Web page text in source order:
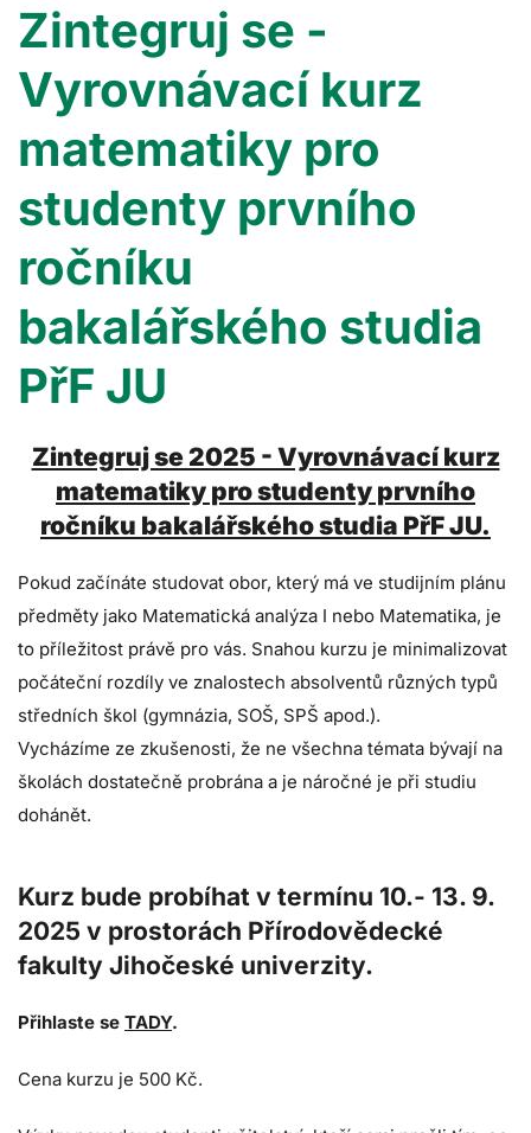
Zintegruj se -
Vyrovnávací kurz
matematiky pro
studenty prvního
ročníku
bakalářského studia
PřF JU
Zintegruj se 2025 - Vyrovnávací kurz
matematiky pro studenty prvního
ročníku bakalářského studia PřF JU.
Pokud začínáte studovat obor, který má ve studijním plánu
předměty jako Matematická analýza I nebo Matematika, je
to příležitost právě pro vás. Snahou kurzu je minimalizovat
počáteční rozdíly ve znalostech absolventů různých typů
středních škol (gymnázia, SOŠ, SPŠ apod.).
Vycházíme ze zkušenosti, že ne všechna témata bývají na
školách dostatečně probrána a je náročné je při studiu
dohánět.
Kurz bude probíhat v termínu 10.- 13. 9.
2025 v prostorách Přírodovědecké
fakulty Jihočeské univerzity.
Přihlaste se TADY.
Cena kurzu je 500 Kč.